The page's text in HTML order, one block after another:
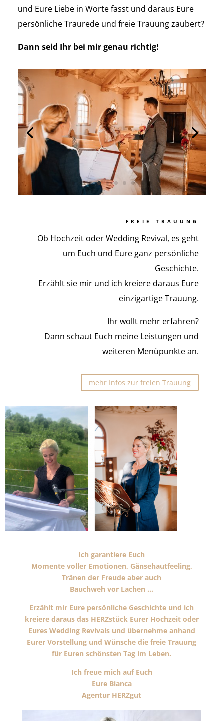
und Eure Liebe in Worte fasst und daraus Eure
persönliche Traurede und freie Trauung zaubert?
Dann seid Ihr bei mir genau richtig!
FREIE TRAUUNG
Ob Hochzeit oder Wedding Revival, es geht
um Euch und Eure ganz persönliche
Geschichte.
Erzählt sie mir und ich kreiere daraus Eure
einzigartige Trauung.
Ihr wollt mehr erfahren?
Dann schaut Euch meine Leistungen und
weiteren Menüpunkte an.
mehr Infos zur freien Trauung
Ich garantiere Euch
Momente voller Emotionen, Gänsehautfeeling,
Tränen der Freude aber auch
Bauchweh vor Lachen …
Erzählt mir Eure persönliche Geschichte und ich
kreiere daraus das HERZstück Eurer Hochzeit oder
Eures Wedding Revivals und übernehme anhand
Eurer Vorstellung und Wünsche die freie Trauung
für Euren schönsten Tag im Leben.
Ich freue mich auf Euch
Eure Bianca
Agentur HERZgut